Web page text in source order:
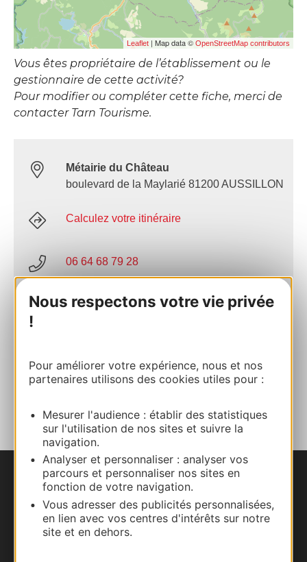
Nous respectons votre vie privée
!
Pour améliorer votre expérience, nous et nos
partenaires utilisons des cookies utiles pour :
Mesurer l'audience : établir des statistiques
sur l'utilisation de nos sites et suivre la
navigation.
Analyser et personnaliser : analyser vos
parcours et personnaliser nos sites en
fonction de votre navigation.
Vous adresser des publicités personnalisées,
en lien avec vos centres d'intérêts sur notre
site et en dehors.
Leaflet | Map data © OpenStreetMap contributors
Vous êtes propriétaire de l’établissement ou le
gestionnaire de cette activité?
Pour modifier ou compléter cette fiche, merci de
contacter Tarn Tourisme.
Métairie du Château
boulevard de la Maylarié 81200 AUSSILLON
Calculez votre itinéraire
06 64 68 79 28
E-mail
Nous contacter
Carte interactive